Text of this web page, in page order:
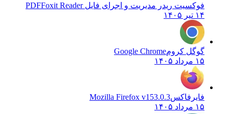
فوکسیت ریدر مدیریت و اجرای فایل PDF Foxit Reader
گوگل کروم Google Chrome
فایرفاکسMozilla Firefox v153.0.3